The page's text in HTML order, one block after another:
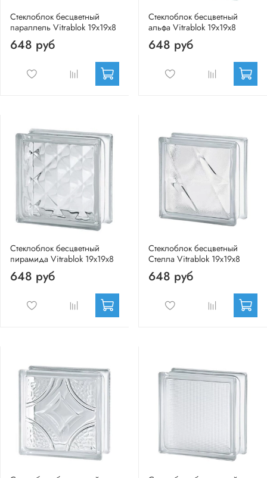
Стеклоблок бесцветный
параллель Vitrablok 19х19х8
648 руб
Стеклоблок бесцветный
альфа Vitrablok 19х19х8
648 руб
Стеклоблок бесцветный
пирамида Vitrablok 19х19х8
648 руб
Стеклоблок бесцветный
Стелла Vitrablok 19х19х8
648 руб